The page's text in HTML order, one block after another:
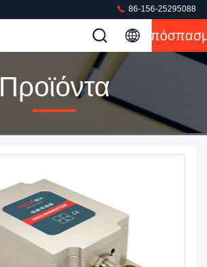
86-156-25295088
Προϊόντα